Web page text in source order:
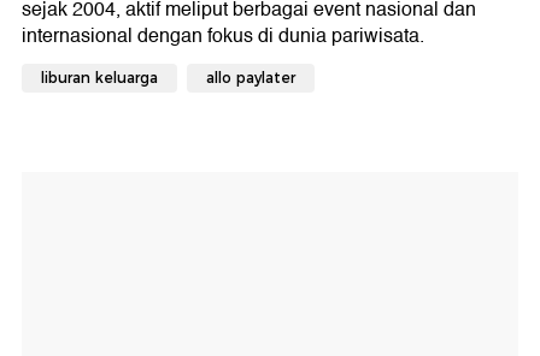
liburan keluarga allo paylater